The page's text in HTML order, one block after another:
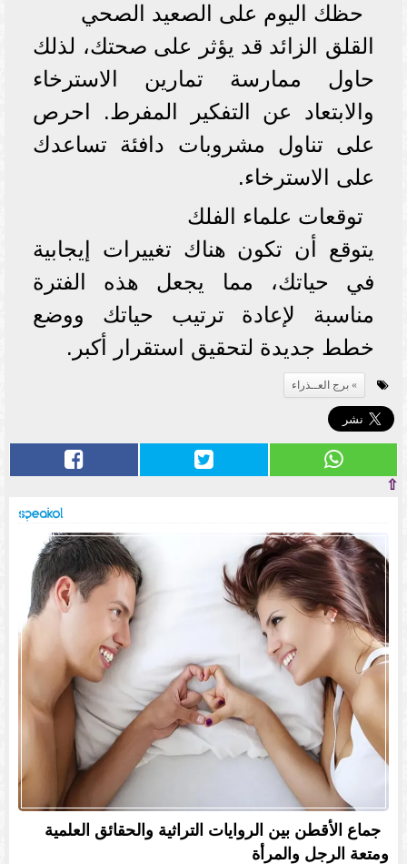
حظك اليوم على الصعيد الصحي
القلق الزائد قد يؤثر على صحتك، لذلك
حاول ممارسة تمارين الاسترخاء
والابتعاد عن التفكير المفرط. احرص
على تناول مشروبات دافئة تساعدك
على الاسترخاء.
توقعات علماء الفلك
يتوقع أن تكون هناك تغييرات إيجابية
في حياتك، مما يجعل هذه الفترة
مناسبة لإعادة ترتيب حياتك ووضع
خطط جديدة لتحقيق استقرار أكبر.
برج العــذراء
⇧
جماع الأقطن بين الروايات التراثية والحقائق العلمية
ومتعة الرجل والمرأة